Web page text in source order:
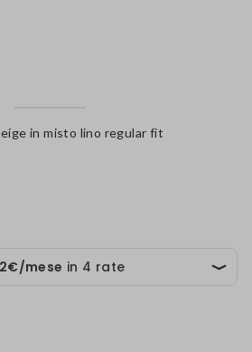
in misto lino regular fit